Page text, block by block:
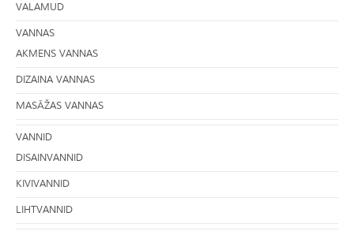
VALAMUD
VANNAS
AKMENS VANNAS
DIZAINA VANNAS
MASĀŽAS VANNAS
VANNID
DISAINVANNID
KIVIVANNID
LIHTVANNID